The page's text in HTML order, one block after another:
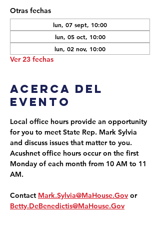
Otras fechas
lun, 07 sept, 10:00
lun, 05 oct, 10:00
lun, 02 nov, 10:00
Ver 23 fechas
Acerca del
evento
Local office hours provide an opportunity
for you to meet State Rep. Mark Sylvia
and discuss issues that matter to you.
Acushnet office hours occur on the first
Monday of each month from 10 AM to 11
AM.
Contact Mark.Sylvia@MaHouse.Gov or
Betty.DeBenedictis@MaHouse.Gov